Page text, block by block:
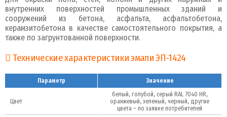
внутренних поверхностей промышленных зданий и
сооружений из бетона, асфальта, асфальтобетона,
керамзитобетона в качестве самостоятельного покрытия, а
также по загрунтованной поверхности.
Технические характеристики эмали ЭП-1424
Параметр Значение
Цвет
белый, голубой, серый RAL 7040 HR,
оранжевый, зеленый, черный, другие
цвета – по заявке потребителей